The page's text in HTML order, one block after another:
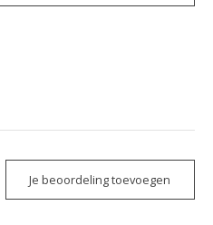
Je beoordeling toevoegen